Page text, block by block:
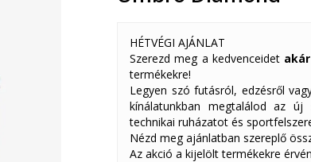
HÉTVÉGI AJÁNLAT
Szerezd meg a kedvenceidet
termékekre!
Legyen szó futásról, edzésről
kínálatunkban megtalálod az új
technikai ruházatot és
Nézd meg ajánlatban szereplő
Az akció a kijelölt termékekre